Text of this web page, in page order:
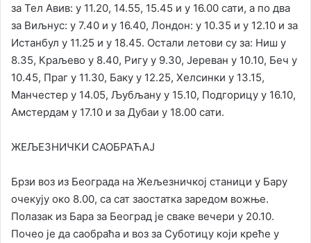
за Тел Авив: у 11.20, 14.55, 15.45 и у 16.00 сати, а по два
за Виљнус: у 7.40 и у 16.40, Лондон: у 10.35 и у 12.10 и за
Истанбул у 11.25 и у 18.45. Остали летови су за: Ниш у
8.35, Краљево у 8.40, Ригу у 9.30, Јереван у 10.10, Беч у
10.45, Праг у 11.30, Баку у 12.25, Хелсинки у 13.15,
Манчестер у 14.05, Љубљану у 15.10, Подгорицу у 16.10,
Амстердам у 17.10 и за Дубаи у 18.00 сати.
ЖЕЉЕЗНИЧКИ САОБРАЋАЈ
Брзи воз из Београда на Жељезничкој станици у Бару
очекују око 8.00, са сат заостатка заредом вожње.
Полазак из Бара за Београд је сваке вечери у 20.10.
Почео је да саобраћа и воз за Суботицу који креће у